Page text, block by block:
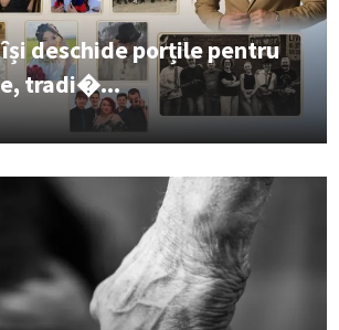
își deschide porțile pentru
tradi�...